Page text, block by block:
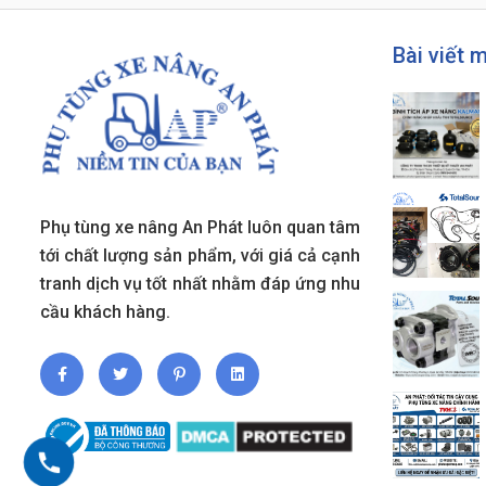
Phụ tùng xe nâng An Phát luôn quan tâm
tới chất lượng sản phẩm, với giá cả cạnh
tranh dịch vụ tốt nhất nhằm đáp ứng nhu
cầu khách hàng.
Bài viết